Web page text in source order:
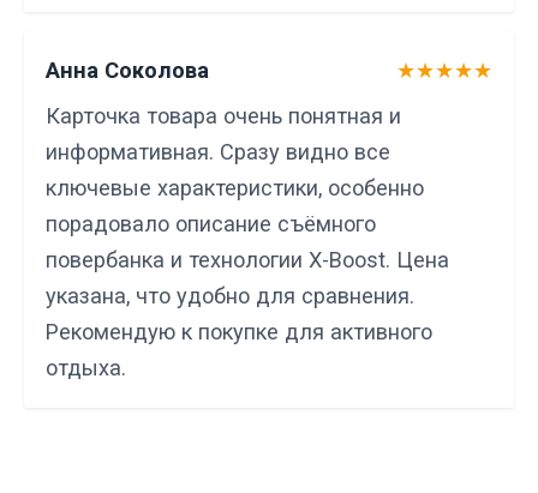
Анна Соколова
★★★★★
Карточка товара очень понятная и
информативная. Сразу видно все
ключевые характеристики, особенно
порадовало описание съёмного
повербанка и технологии X-Boost. Цена
указана, что удобно для сравнения.
Рекомендую к покупке для активного
отдыха.